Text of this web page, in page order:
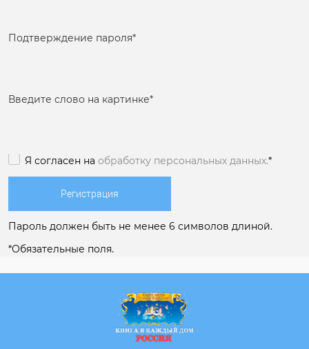
Подтверждение пароля*
Введите слово на картинке*
Я согласен на обработку персональных данных.*
Пароль должен быть не менее 6 символов длиной.
*Обязательные поля.